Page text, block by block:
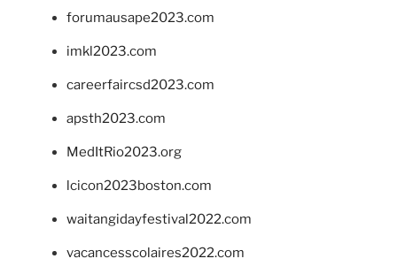
forumausape2023.com
imkl2023.com
careerfaircsd2023.com
apsth2023.com
MedItRio2023.org
lcicon2023boston.com
waitangidayfestival2022.com
vacancesscolaires2022.com